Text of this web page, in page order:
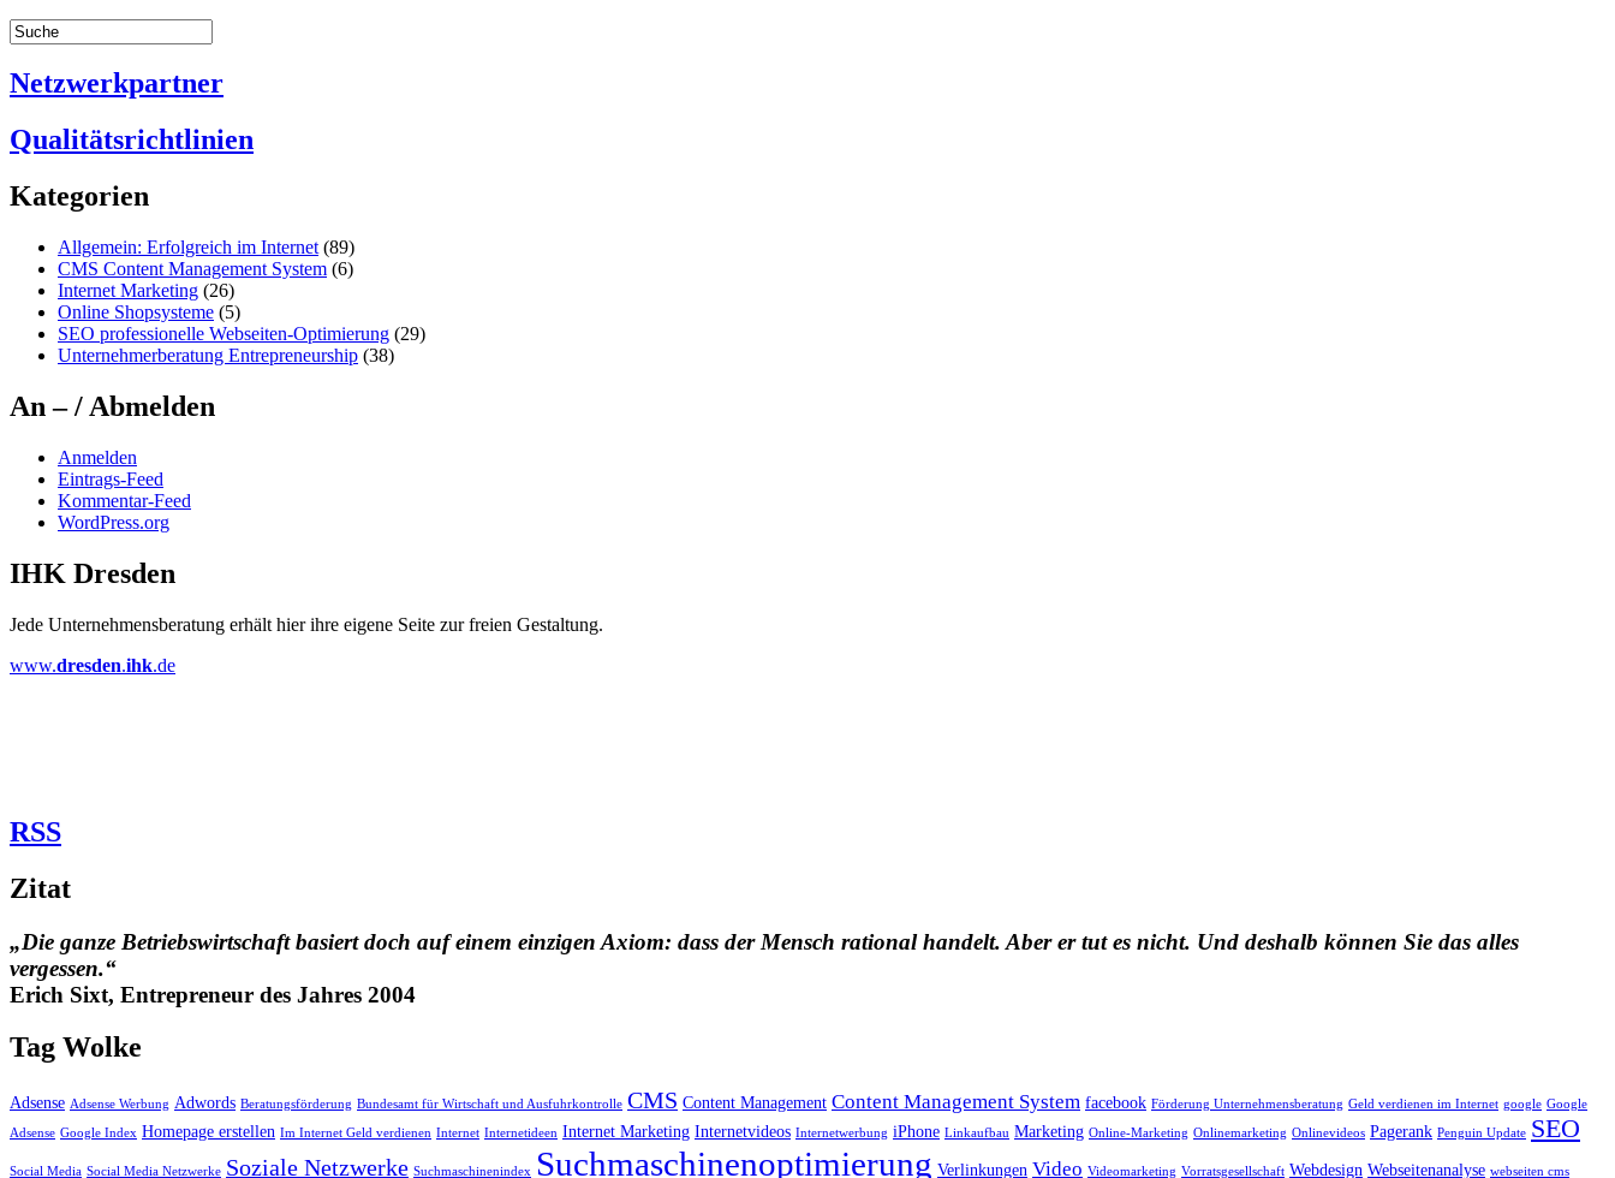
Netzwerkpartner
Qualitätsrichtlinien
Kategorien
Allgemein: Erfolgreich im Internet (89)
CMS Content Management System (6)
Internet Marketing (26)
Online Shopsysteme (5)
SEO professionelle Webseiten-Optimierung (29)
Unternehmerberatung Entrepreneurship (38)
An – / Abmelden
Anmelden
Eintrags-Feed
Kommentar-Feed
WordPress.org
IHK Dresden
Jede Unternehmensberatung erhält hier ihre eigene Seite zur freien Gestaltung.
www.dresden.ihk.de
RSS
Zitat
„Die ganze Betriebswirtschaft basiert doch auf einem einzigen Axiom: dass der Mensch rational handelt. Aber er tut es nicht. Und deshalb können Sie das alles
vergessen.“
Erich Sixt, Entrepreneur des Jahres 2004
Tag Wolke
Adsense Adsense Werbung Adwords Beratungsförderung Bundesamt für Wirtschaft und Ausfuhrkontrolle CMS Content Management Content Management System facebook Förderung Unternehmensberatung Geld verdienen im Internet google Google
Adsense Google Index Homepage erstellen Im Internet Geld verdienen Internet Internetideen Internet Marketing Internetvideos Internetwerbung iPhone Linkaufbau Marketing Online-Marketing Onlinemarketing Onlinevideos Pagerank Penguin Update SEO
Social Media Social Media Netzwerke Soziale Netzwerke Suchmaschinenindex Suchmaschinenoptimierung Verlinkungen Video Videomarketing Vorratsgesellschaft Webdesign Webseitenanalyse webseiten cms